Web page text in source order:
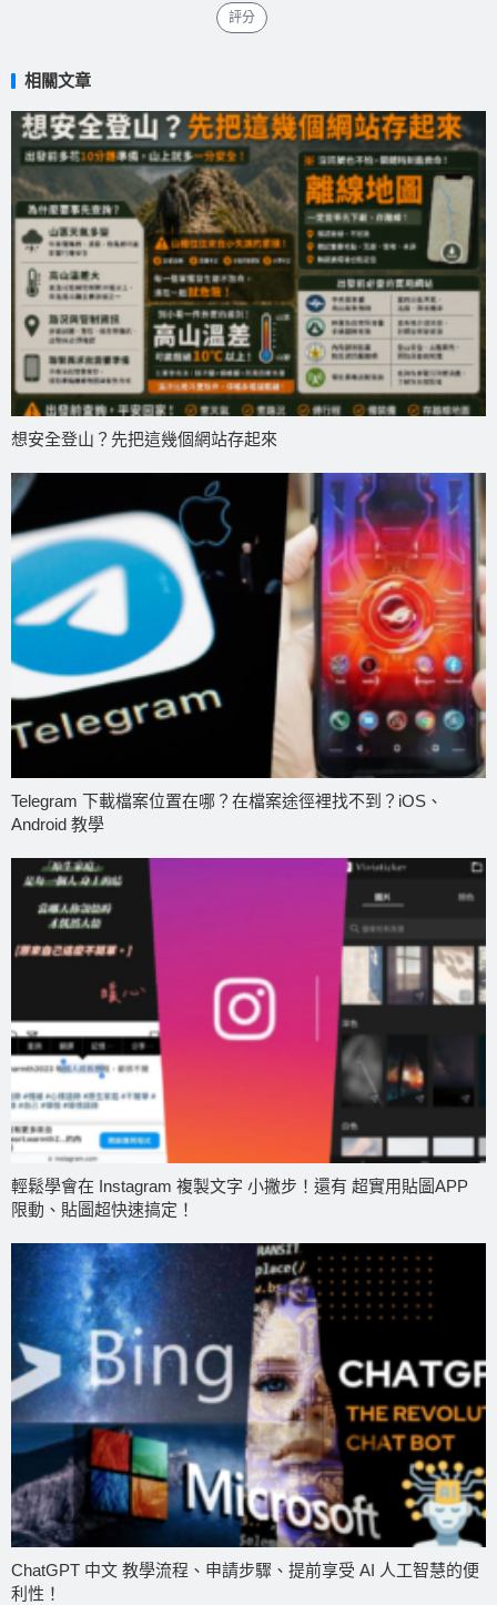
評分
相關文章
想安全登山？先把這幾個網站存起來
Telegram 下載檔案位置在哪？在檔案途徑裡找不到？iOS、
Android 教學
輕鬆學會在 Instagram 複製文字 小撇步！還有 超實用貼圖APP
限動、貼圖超快速搞定！
ChatGPT 中文 教學流程、申請步驟、提前享受 AI 人工智慧的便
利性！